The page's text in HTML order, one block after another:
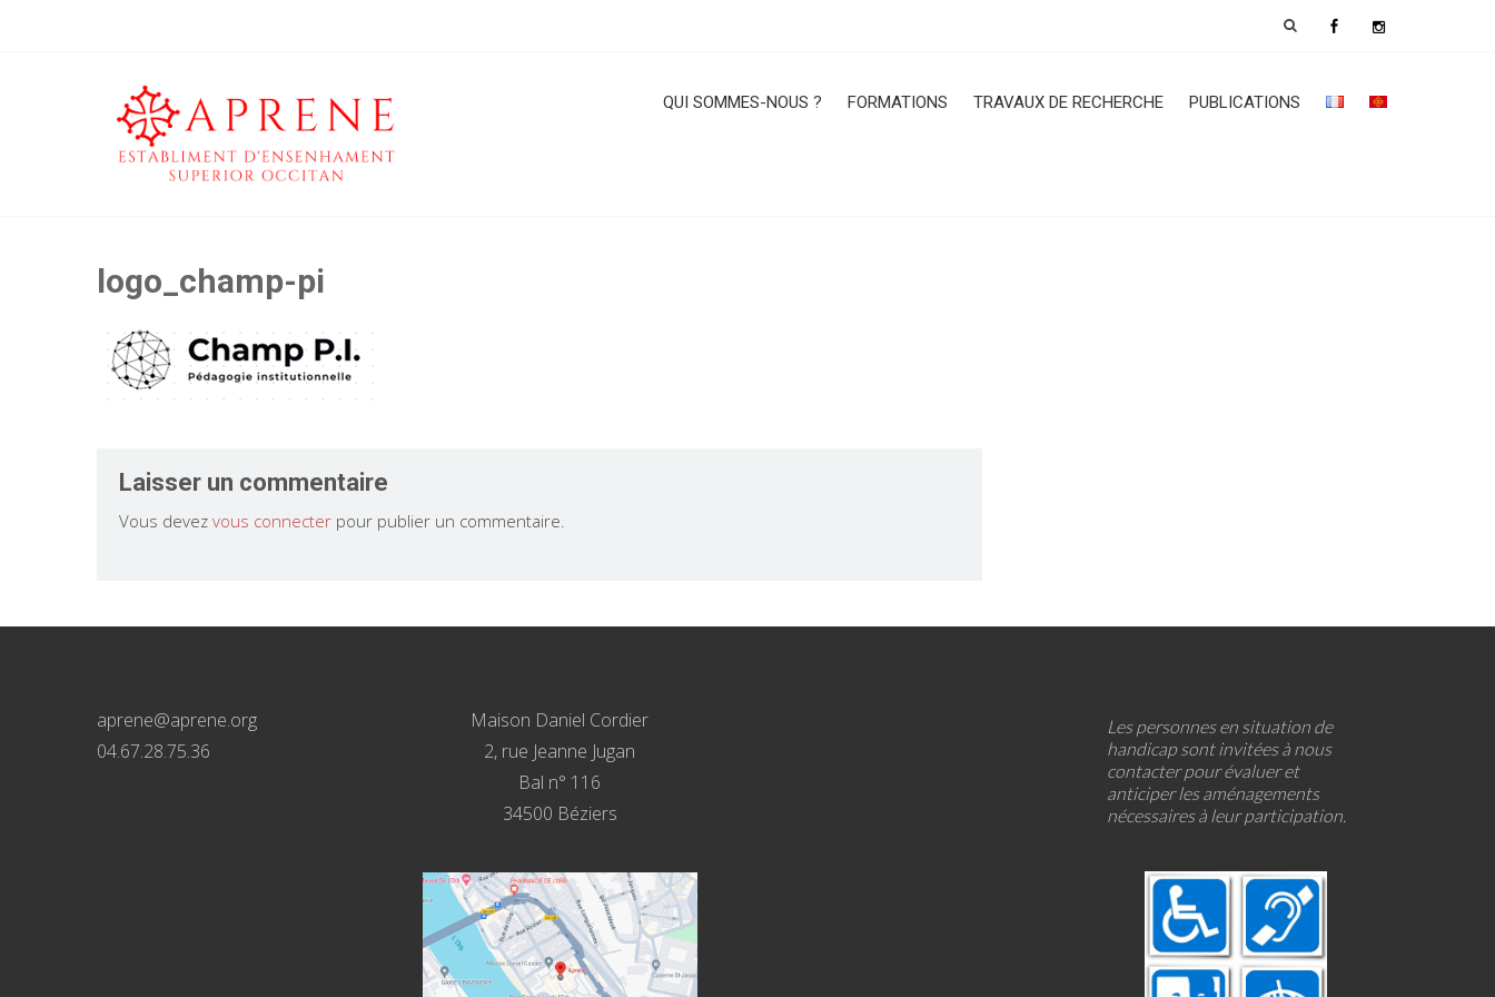
QUI SOMMES-NOUS ? FORMATIONS TRAVAUX DE RECHERCHE PUBLICATIONS
logo_champ-pi
Laisser un commentaire
Vous devez vous connecter pour publier un commentaire.
aprene@aprene.org
04.67.28.75.36
Maison Daniel Cordier
2, rue Jeanne Jugan
Bal n° 116
34500 Béziers
Les personnes en situation de
handicap sont invitées à nous
contacter pour évaluer et
anticiper les aménagements
nécessaires à leur participation.